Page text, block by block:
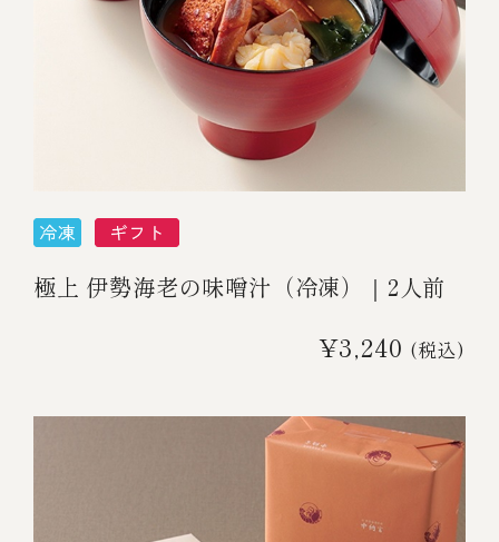
極上 伊勢海老の味噌汁（冷凍）｜2人前
¥3,240 (税込)